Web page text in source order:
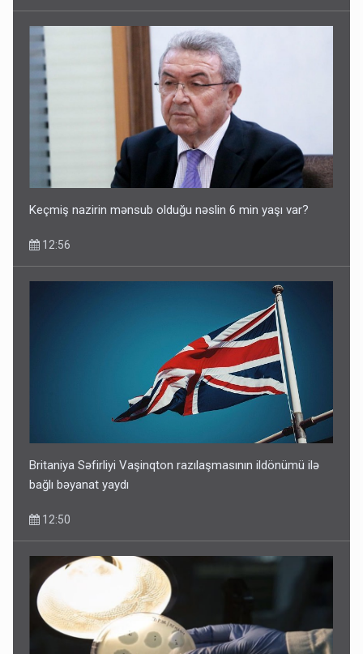
Keçmiş nazirin mənsub olduğu nəslin 6 min yaşı var?
12:56
Britaniya Səfirliyi Vaşinqton razılaşmasının ildönümü ilə
bağlı bəyanat yaydı
12:50